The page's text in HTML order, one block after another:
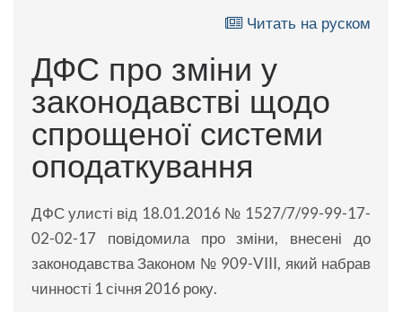
Читать на руском
ДФС про зміни у
законодавстві щодо
спрощеної системи
оподаткування
ДФС улисті від 18.01.2016 № 1527/7/99-99-17-
02-02-17 повідомила про зміни, внесені до
законодавства Законом № 909-VIII, який набрав
чинності 1 січня 2016 року.